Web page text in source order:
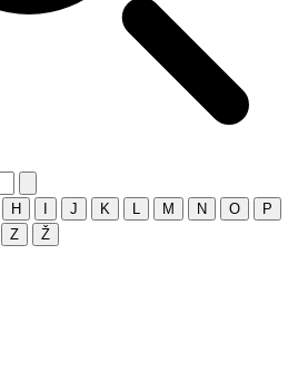
H J K M N O
P
Z Ž